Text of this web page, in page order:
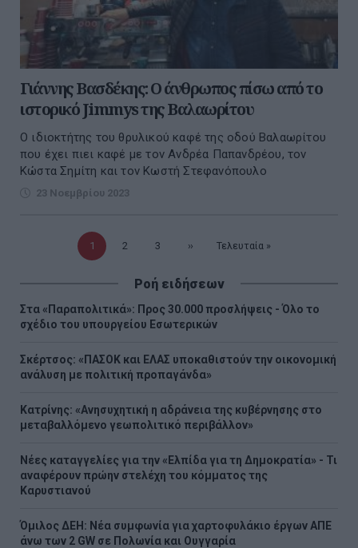
Γιάννης Βασδέκης: Ο άνθρωπος πίσω από το
ιστορικό Jimmys της Βαλαωρίτου
O ιδιοκτήτης του θρυλικού καφέ της οδού Βαλαωρίτου
που έχει πιει καφέ με τον Ανδρέα Παπανδρέου, τον
Κώστα Σημίτη και τον Κωστή Στεφανόπουλο
23 Νοεμβρίου 2023
Τρέχουσα
1 Σελίδα
2 Σελίδα
3 Επόμενη
›› Τελευταία
Τελευταία »
Ροή ειδήσεων
Στα «Παραπολιτικά»: Προς 30.000 προσλήψεις - Όλο το
σχέδιο του υπουργείου Εσωτερικών
Σκέρτσος: «ΠΑΣΟΚ και ΕΛΑΣ υποκαθιστούν την οικονομική
ανάλυση με πολιτική προπαγάνδα»
Κατρίνης: «Ανησυχητική η αδράνεια της κυβέρνησης στο
μεταβαλλόμενο γεωπολιτικό περιβάλλον»
Νέες καταγγελίες για την «Ελπίδα για τη Δημοκρατία» - Τι
αναφέρουν πρώην στελέχη του κόμματος της
Καρυστιανού
Όμιλος ΔΕΗ: Νέα συμφωνία για χαρτοφυλάκιο έργων ΑΠΕ
άνω των 2 GW σε Πολωνία και Ουγγαρία